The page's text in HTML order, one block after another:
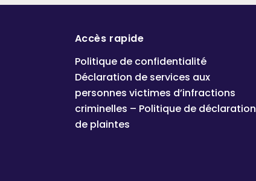
Accès rapide
Politique de confidentialité
Déclaration de services aux
personnes victimes d’infractions
criminelles – Politique de déclaration
de plaintes